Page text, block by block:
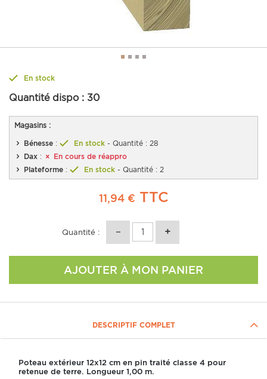
En stock
Quantité dispo : 30
Magasins :
Bénesse : En stock - Quantité : 28
Dax :
En cours de réappro
Plateforme : En stock - Quantité : 2
11,94 € TTC
Quantité :
AJOUTER À MON PANIER
DESCRIPTIF COMPLET
Poteau extérieur 12x12 cm en pin traité classe 4 pour
retenue de terre. Longueur 1,00 m.